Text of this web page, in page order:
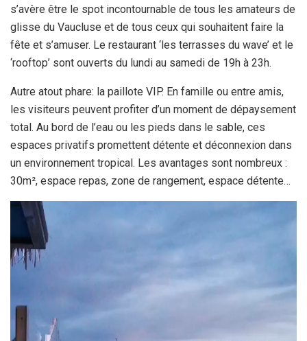
s’avère être le spot incontournable de tous les amateurs de
glisse du Vaucluse et de tous ceux qui souhaitent faire la
fête et s’amuser. Le restaurant ‘les terrasses du wave’ et le
‘rooftop’ sont ouverts du lundi au samedi de 19h à 23h.
Autre atout phare: la paillote VIP. En famille ou entre amis,
les visiteurs peuvent profiter d’un moment de dépaysement
total. Au bord de l’eau ou les pieds dans le sable, ces
espaces privatifs promettent détente et déconnexion dans
un environnement tropical. Les avantages sont nombreux :
30m², espace repas, zone de rangement, espace détente…